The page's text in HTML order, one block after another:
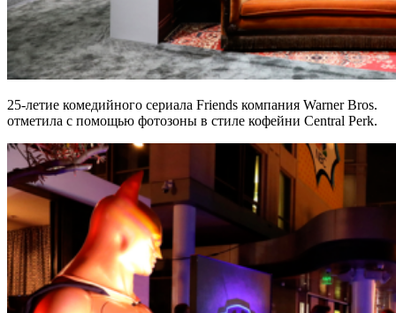
25-летие комедийного сериала Friends компания Warner Bros.
отметила с помощью фотозоны в стиле кофейни Central Perk.